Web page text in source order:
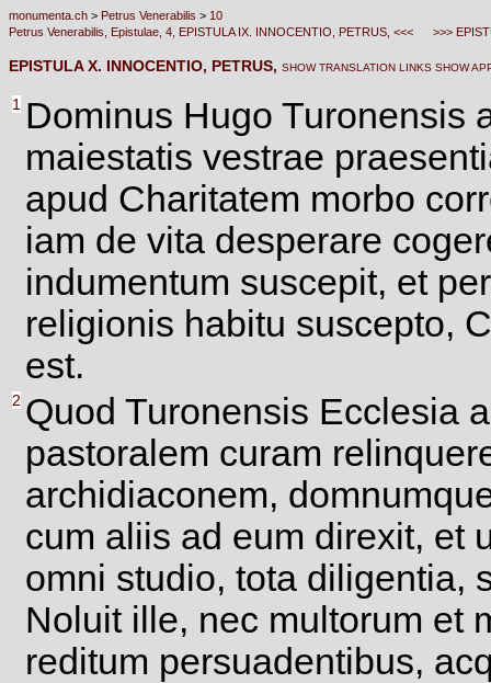
monumenta.ch > Petrus Venerabilis > 10
Petrus Venerabilis, Epistulae, 4, EPISTULA IX. INNOCENTIO, PETRUS, <<<
>>>
EPISTULA X. INNOCENTIO, PETRUS, SHOW TRANSLATION LINKS SHOW
1 Dominus Hugo Turonensis
maiestatis vestrae
apud Charitatem morbo
iam de vita desperare
indumentum suscepit, et
religionis habitu suscepto,
est.
2 Quod Turonensis Ecclesia
pastoralem curam
archidiaconem,
cum aliis ad eum direxit, et
omni studio, tota diligentia,
Noluit ille, nec multorum et
reditum persuadentibus,